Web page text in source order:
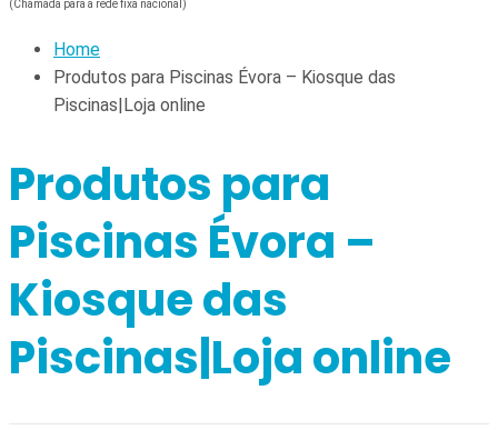
(Chamada para a rede fixa nacional)
Home
Produtos para Piscinas Évora – Kiosque das
Piscinas|Loja online
Produtos para
Piscinas Évora –
Kiosque das
Piscinas|Loja online